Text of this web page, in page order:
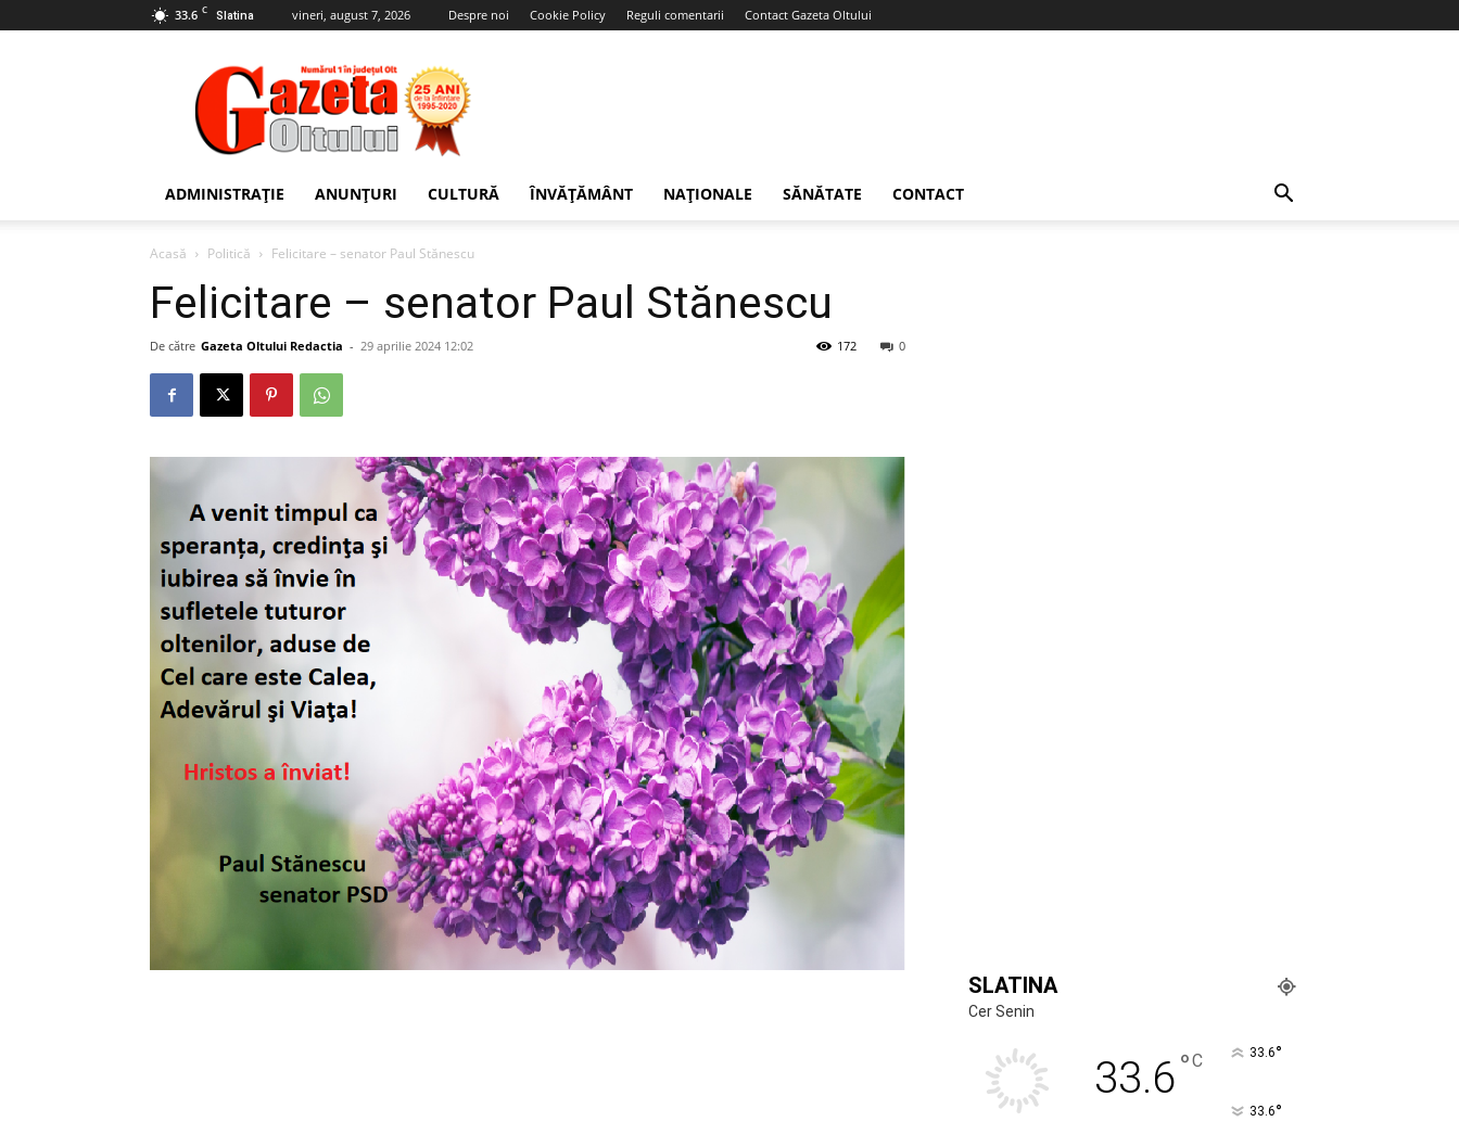
33.6 C Slatina vineri, august 7, 2026 Despre noi Cookie Policy Reguli comentarii Contact Gazeta Oltului
Gazeta
Oltului
ADMINISTRAȚIE ANUNȚURI CULTURĂ ÎNVĂȚĂMÂNT NAȚIONALE SĂNĂTATE CONTACT
Acasă Politică Felicitare – senator Paul Stănescu
Felicitare – senator Paul Stănescu
De către Gazeta Oltului Redactia - 29 aprilie 2024 12:02 0
172
SLATINA
Cer Senin
33.6°C 33.6°
33.6°